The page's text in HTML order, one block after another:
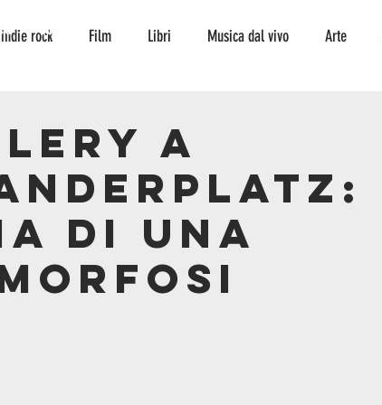
CONTATTI
indie rock Film Libri Musica dal vivo Arte
escursionismo Musica jazz jazz
a
di una